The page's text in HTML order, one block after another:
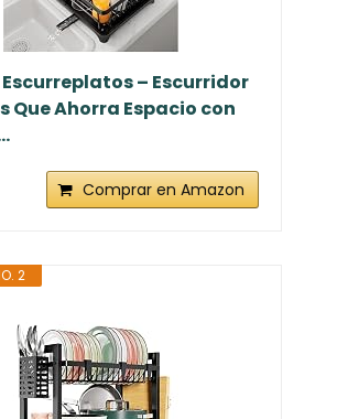
Escurreplatos – Escurridor
Que Ahorra Espacio con
Comprar en Amazon
2